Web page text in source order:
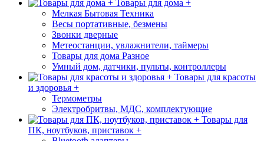
Товары для дома +
Мелкая Бытовая Техника
Весы портативные, безмены
Звонки дверные
Метеостанции, увлажнители, таймеры
Товары для дома Разное
Умный дом, датчики, пульты, контроллеры
Товары для красоты
и здоровья +
Термометры
Электробритвы, МДС, комплектующие
Товары для
ПК, ноутбуков, приставок +